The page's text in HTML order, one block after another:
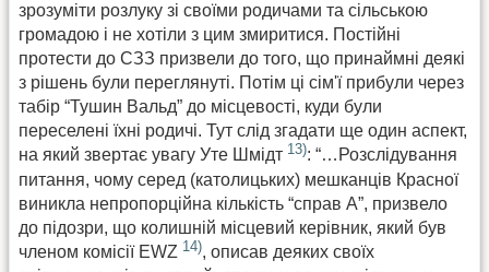
зрозуміти розлуку зі своїми родичами та сільською
громадою і не хотіли з цим змиритися. Постійні
протести до СЗЗ призвели до того, що принаймні деякі
з рішень були переглянуті. Потім ці сім'ї прибули через
табір “Тушин Вальд” до місцевості, куди були
переселені їхні родичі. Тут слід згадати ще один аспект,
на який звертає увагу Уте Шмідт 13): “…Розслідування
питання, чому серед (католицьких) мешканців Красної
виникла непропорційна кількість “справ А”, призвело
до підозри, що колишній місцевий керівник, який був
членом комісії EWZ 14), описав деяких своїх